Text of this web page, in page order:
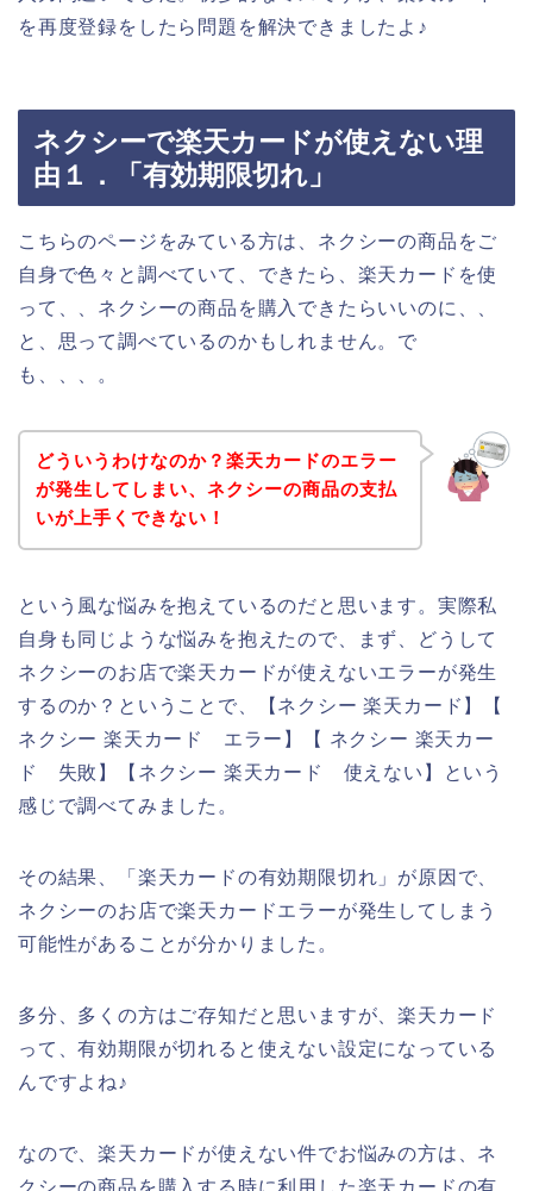
を再度登録をしたら問題を解決できましたよ♪
ネクシーで楽天カードが使えない理
由１．「有効期限切れ」
こちらのページをみている方は、ネクシーの商品をご
自身で色々と調べていて、できたら、楽天カードを使
って、、ネクシーの商品を購入できたらいいのに、、
と、思って調べているのかもしれません。で
も、、、。
どういうわけなのか？楽天カードのエラー
が発生してしまい、ネクシーの商品の支払
いが上手くできない！
という風な悩みを抱えているのだと思います。実際私
自身も同じような悩みを抱えたので、まず、どうして
ネクシーのお店で楽天カードが使えないエラーが発生
するのか？ということで、【ネクシー 楽天カード】【
ネクシー 楽天カード エラー】【 ネクシー 楽天カー
ド 失敗】【ネクシー 楽天カード 使えない】という
感じで調べてみました。
その結果、「楽天カードの有効期限切れ」が原因で、
ネクシーのお店で楽天カードエラーが発生してしまう
可能性があることが分かりました。
多分、多くの方はご存知だと思いますが、楽天カード
って、有効期限が切れると使えない設定になっている
んですよね♪
なので、楽天カードが使えない件でお悩みの方は、ネ